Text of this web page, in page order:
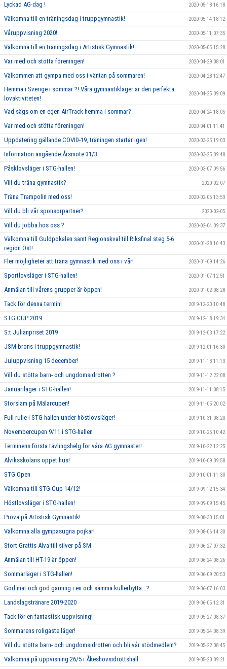
Lyckad AG-dag ! 2020-05-18 16:18
Välkomna till en träningsdag i truppgymnastik! 2020-05-14 18:12
Våruppvisning 2020! 2020-05-11 07:35
Välkomna till en träningsdag i Artistisk Gymnastik! 2020-05-05 15:28
Var med och stötta föreningen! 2020-04-29 08:01
Välkommen att gympa med oss i väntan på sommaren! 2020-04-28 12:47
Hemma i Sverige i sommar ?! Våra gymnastikläger är den perfekta
lovaktiviteten!
2020-04-25 09:09
Vad sägs om en egen AirTrack hemma i sommar? 2020-04-24 18:05
Var med och stötta föreningen! 2020-04-01 11:41
Uppdatering gällande COVID-19, träningen startar igen! 2020-03-25 19:03
Information angående Årsmöte 31/3 2020-03-25 09:48
Påsklovsläger i STG-hallen! 2020-03-07 09:56
Vill du träna gymnastik? 2020-02-07
Träna Trampolin med oss! 2020-02-05 13:53
Vill du bli vår sponsorpartner? 2020-02-05
Vill du jobba hos oss ? 2020-02-04 09:37
Välkomna till Guldpokalen samt Regionskval till Riksfinal steg 5-6
region Öst!
2020-01-28 16:43
Fler möjligheter att träna gymnastik med oss i vår! 2020-01-09 14:26
Sportlovsläger i STG-hallen! 2020-01-07 12:51
Anmälan till vårens grupper är öppen! 2020-01-02 08:28
Tack för denna termin! 2019-12-20 10:48
STG CUP 2019 2019-12-18 19:34
S:t Julianpriset 2019 2019-12-03 17:22
JSM-brons i truppgymnastik! 2019-12-01 16:30
Juluppvisning 15 december! 2019-11-13 11:13
Vill du stötta barn- och ungdomsidrotten ? 2019-11-12 22:08
Januariläger i STG-hallen! 2019-11-11 08:15
Storslam på Mälarcupen! 2019-11-05 20:02
Full rulle i STG-hallen under höstlovsläger! 2019-10-31 08:20
Novembercupen 9/11 i STG-hallen 2019-10-25 10:42
Terminens första tävlingshelg för våra AG gymnaster! 2019-10-22 12:25
Alviksskolans öppet hus! 2019-10-09 09:58
STG Open 2019-10-01 11:30
Välkomna till STG-Cup 14/12! 2019-09-12 15:34
Höstlovsläger i STG-hallen! 2019-09-09 15:45
Prova på Artistisk Gymnastik! 2019-08-30 15:01
Välkomna alla gympasugna pojkar! 2019-08-06 14:30
Stort Grattis Alva till silver på SM 2019-06-27 07:32
Anmälan till HT-19 är öppen! 2019-06-24 08:26
Sommarläger i STG-hallen! 2019-06-09 20:53
God mat och god gärning i en och samma kullerbytta...? 2019-06-07 16:03
Landslagstränare 2019-2020 2019-06-05 12:31
Tack för en fantastisk uppvisning! 2019-05-27 08:37
Sommarens roligaste läger! 2019-05-24 08:39
Vill du stötta barn- och ungdomsidrotten och bli vår stödmedlem? 2019-05-22 08:45
Välkomna på uppvisning 26/5 i Åkeshovsidrottshall 2019-05-20 09:21